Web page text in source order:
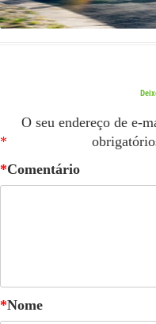
O seu endereço de e-
*
Comentário
*
Nome
*